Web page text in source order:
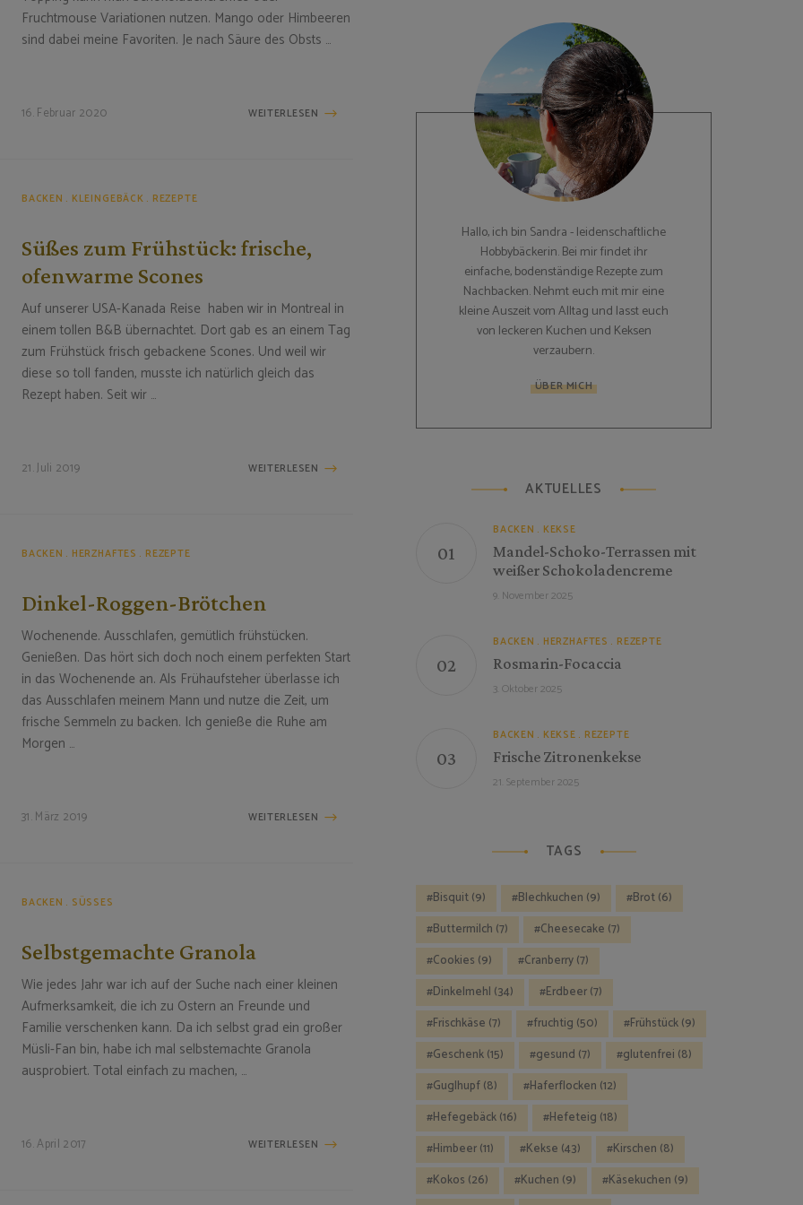
Fruchtmouse Variationen nutzen. Mango oder Himbeeren
sind dabei meine Favoriten. Je nach Säure des Obsts …
16. Februar 2020 WEITERLESEN
BACKEN KLEINGEBÄCK REZEPTE
Süßes zum Frühstück: frische,
ofenwarme Scones
Auf unserer USA-Kanada Reise haben wir in Montreal in
einem tollen B&B übernachtet. Dort gab es an einem Tag
zum Frühstück frisch gebackene Scones. Und weil wir
diese so toll fanden, musste ich natürlich gleich das
Rezept haben. Seit wir …
21. Juli 2019 WEITERLESEN
BACKEN HERZHAFTES REZEPTE
Dinkel-Roggen-Brötchen
Wochenende. Ausschlafen, gemütlich frühstücken.
Genießen. Das hört sich doch noch einem perfekten Start
in das Wochenende an. Als Frühaufsteher überlasse ich
das Ausschlafen meinem Mann und nutze die Zeit, um
frische Semmeln zu backen. Ich genieße die Ruhe am
Morgen …
31. März 2019 WEITERLESEN
BACKEN SÜSSES
Selbstgemachte Granola
Wie jedes Jahr war ich auf der Suche nach einer kleinen
Aufmerksamkeit, die ich zu Ostern an Freunde und
Familie verschenken kann. Da ich selbst grad ein großer
Müsli-Fan bin, habe ich mal selbstemachte Granola
ausprobiert. Total einfach zu machen, …
16. April 2017 WEITERLESEN
Hallo, ich bin Sandra - leidenschaftliche
Hobbybäckerin. Bei mir findet ihr
einfache, bodenständige Rezepte zum
Nachbacken. Nehmt euch mit mir eine
kleine Auszeit vom Alltag und lasst euch
von leckeren Kuchen und Keksen
verzaubern.
ÜBER MICH
AKTUELLES
BACKEN KEKSE
Mandel-Schoko-Terrassen mit
weißer Schokoladencreme
9. November 2025
BACKEN HERZHAFTES REZEPTE
Rosmarin-Focaccia
3. Oktober 2025
BACKEN KEKSE REZEPTE
Frische Zitronenkekse
21. September 2025
TAGS
Bisquit(9) Blechkuchen (9) Brot(6)
Buttermilch (7) Cheesecake (7)
Cookies (9) Cranberry(7)
Dinkelmehl (34) Erdbeer(7)
Frischkäse (7) fruchtig (50) Frühstück(9)
Geschenk(15) gesund (7) glutenfrei (8)
Guglhupf(8) Haferflocken (12)
Hefegebäck(16) Hefeteig (18)
Himbeer(11) Kekse (43) Kirschen (8)
Kokos (26) Kuchen (9) Käsekuchen (9)